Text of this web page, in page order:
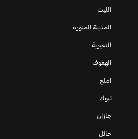
الليث
المدينة المنورة
النعيرية
الهفوف
املج
تبوك
جازان
حائل